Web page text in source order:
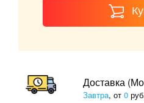
Доставка
Завтра, от 0